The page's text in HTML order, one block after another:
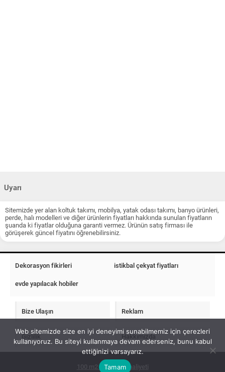
Uyarı
Sitemizde yer alan koltuk takımı, mobilya, yatak odası takımı, banyo ürünleri,
perde, halı modelleri ve diğer ürünlerin fiyatları hakkında sunulan fiyatların
şuanda ki fiyatlar olduğuna garanti vermez. Ürünün satış firması ile
görüşerek güncel fiyatını öğrenebilirsiniz.
Dekorasyon fikirleri istikbal çekyat fiyatları
evde yapılacak hobiler
Bize Ulaşın Reklam
Gizlilik Hakkımızda
100 m2 ev insaat maliyeti
Web sitemizde size en iyi deneyimi sunabilmemiz için çerezleri
kullanıyoruz. Bu siteyi kullanmaya devam ederseniz, bunu kabul
ettiğinizi varsayarız.
Tamam